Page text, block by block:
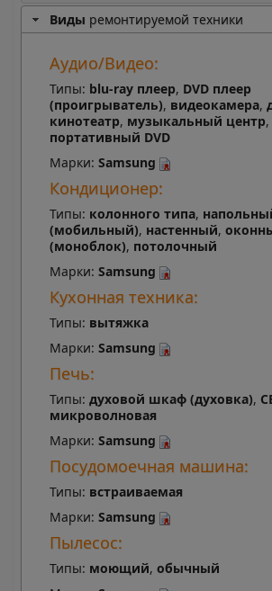
Виды ремонтируемой техники
Аудио/Видео:
Типы: blu-ray плеер, DVD плеер
(проигрыватель), видеокамера,
кинотеатр, музыкальный центр,
портативный DVD
Марки: Samsung
Кондиционер:
Типы: колонного типа,
(мобильный), настенный,
(моноблок), потолочный
Марки: Samsung
Кухонная техника:
Типы: вытяжка
Марки: Samsung
Печь:
Типы: духовой шкаф (духовка),
микроволновая
Марки: Samsung
Посудомоечная машина:
Типы: встраиваемая
Марки: Samsung
Пылесос:
Типы: моющий, обычный